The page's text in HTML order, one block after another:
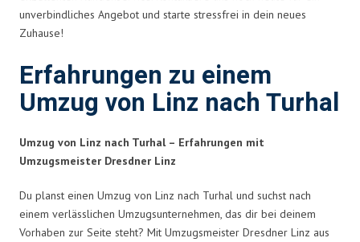
unverbindliches Angebot und starte stressfrei in dein neues
Zuhause!
Erfahrungen zu einem
Umzug von Linz nach Turhal
Umzug von Linz nach Turhal – Erfahrungen mit
Umzugsmeister Dresdner Linz
Du planst einen Umzug von Linz nach Turhal und suchst nach
einem verlässlichen Umzugsunternehmen, das dir bei deinem
Vorhaben zur Seite steht? Mit Umzugsmeister Dresdner Linz aus